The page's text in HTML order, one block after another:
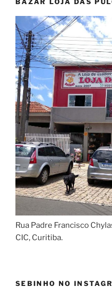
Rua Padre Francisco
CIC, Curitiba.
SEBINHO NO